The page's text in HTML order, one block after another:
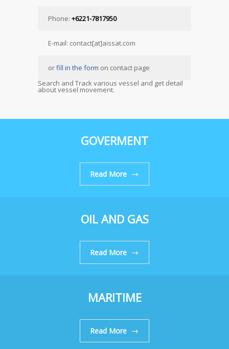
Phone: +6221-7817950
E-mail: contact[at]aissat.com
orfill in the form on contact page
Search and Track various vessel and get detail
about vessel movement.
GOVERMENT
Read More
OIL AND GAS
Read More
MARITIME
Read More